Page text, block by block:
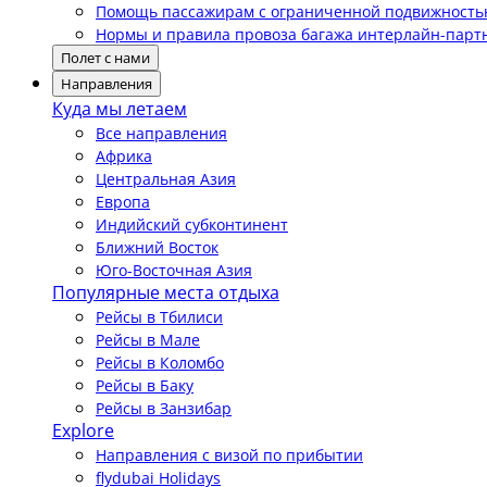
Помощь пассажирам с ограниченной
Нормы и правила провоза багажа интерлайн-
Полет с нами
Направления
Куда мы летаем
Все направления
Африка
Центральная Азия
Европа
Индийский субконтинент
Ближний Восток
Юго-Восточная Азия
Популярные места отдыха
Рейсы в Тбилиси
Рейсы в Мале
Рейсы в Коломбо
Рейсы в Баку
Рейсы в Занзибар
Explore
Направления с визой по прибытии
flydubai Holidays